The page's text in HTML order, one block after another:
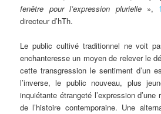
fenêtre pour l’expression plurielle»,
directeur d’hTh.
Le public cultivé traditionnel ne voit
enchanteresse un moyen de relever le
cette transgression le sentiment d’un
l’inverse, le public nouveau, plus
inquiétante étrangeté l’expression
de l’histoire contemporaine. Une